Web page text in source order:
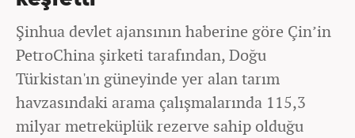
Şinhua devlet ajansının haberine göre Çin’in
PetroChina şirketi tarafından, Doğu
Türkistan'ın güneyinde yer alan tarım
havzasındaki arama çalışmalarında 115,3
milyar metreküplük rezerve sahip olduğu